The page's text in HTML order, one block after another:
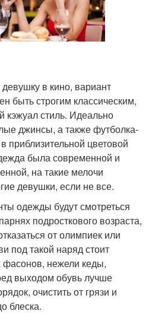
в кино, вариант
быть строгим классическим,
кэжуал стиль. Идеально
джинсы, а также футболка-
приблизительной цветовой
была современной и
на такие мелочи
девушки, если не все.
одежды будут смотреться
подросткового возраста,
от олимпиек или
под такой наряд стоит
нежели кеды,
выходом обувь лучше
очистить от грязи и
блеска.